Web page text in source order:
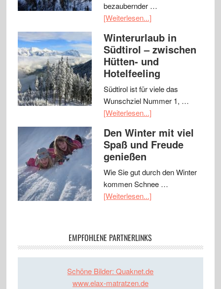
bezaubernder …
[Weiterlesen...]
Winterurlaub in
Südtirol – zwischen
Hütten- und
Hotelfeeling
Südtirol ist für viele das
Wunschziel Nummer 1, …
[Weiterlesen...]
Den Winter mit viel
Spaß und Freude
genießen
Wie Sie gut durch den Winter
kommen Schnee …
[Weiterlesen...]
EMPFOHLENE PARTNERLINKS
Schöne Bilder: Quaknet.de
www.elax-matratzen.de